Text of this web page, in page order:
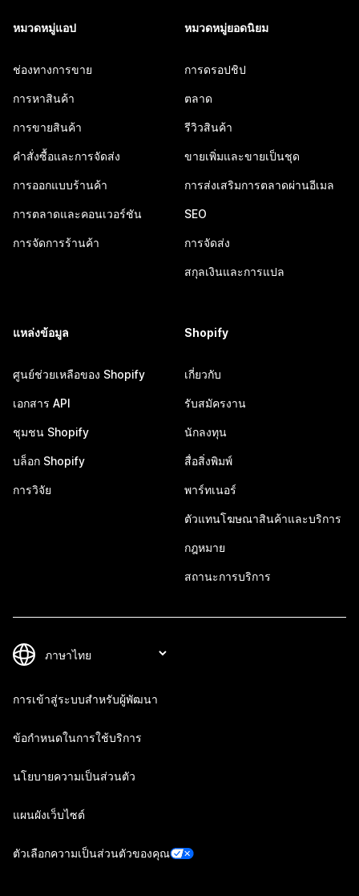
หมวดหมู่แอป
ช่องทางการขาย
การหาสินค้า
การขายสินค้า
คำสั่งซื้อและการจัดส่ง
การออกแบบร้านค้า
การตลาดและคอนเวอร์ชัน
การจัดการร้านค้า
หมวดหมู่ยอดนิยม
การดรอปชิป
ตลาด
รีวิวสินค้า
ขายเพิ่มและขายเป็นชุด
การส่งเสริมการตลาดผ่านอีเมล
SEO
การจัดส่ง
สกุลเงินและการแปล
แหล่งข้อมูล
ศูนย์ช่วยเหลือของ Shopify
เอกสาร API
ชุมชน Shopify
บล็อก Shopify
การวิจัย
Shopify
เกี่ยวกับ
รับสมัครงาน
นักลงทุน
สื่อสิ่งพิมพ์
พาร์ทเนอร์
ตัวแทนโฆษณาสินค้าและบริการ
กฎหมาย
สถานะการบริการ
การเข้าสู่ระบบสำหรับผู้พัฒนา
ข้อกำหนดในการใช้บริการ
นโยบายความเป็นส่วนตัว
แผนผังเว็บไซต์
ตัวเลือกความเป็นส่วนตัวของคุณ